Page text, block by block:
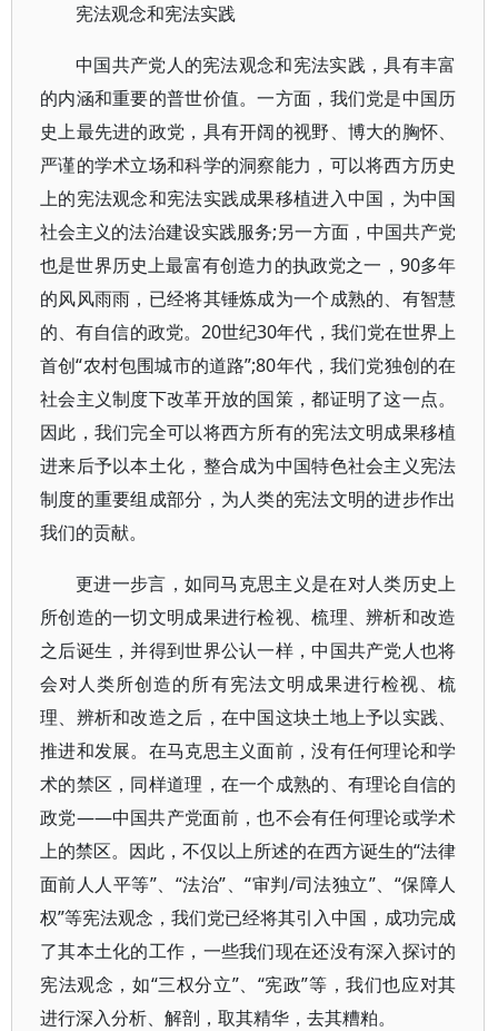
宪法观念和宪法实践
中国共产党人的宪法观念和宪法实践，具有丰富
的内涵和重要的普世价值。一方面，我们党是中国历
史上最先进的政党，具有开阔的视野、博大的胸怀、
严谨的学术立场和科学的洞察能力，可以将西方历史
上的宪法观念和宪法实践成果移植进入中国，为中国
社会主义的法治建设实践服务;另一方面，中国共产党
也是世界历史上最富有创造力的执政党之一，90多年
的风风雨雨，已经将其锤炼成为一个成熟的、有智慧
的、有自信的政党。20世纪30年代，我们党在世界上
首创“农村包围城市的道路”;80年代，我们党独创的在
社会主义制度下改革开放的国策，都证明了这一点。
因此，我们完全可以将西方所有的宪法文明成果移植
进来后予以本土化，整合成为中国特色社会主义宪法
制度的重要组成部分，为人类的宪法文明的进步作出
我们的贡献。
更进一步言，如同马克思主义是在对人类历史上
所创造的一切文明成果进行检视、梳理、辨析和改造
之后诞生，并得到世界公认一样，中国共产党人也将
会对人类所创造的所有宪法文明成果进行检视、梳
理、辨析和改造之后，在中国这块土地上予以实践、
推进和发展。在马克思主义面前，没有任何理论和学
术的禁区，同样道理，在一个成熟的、有理论自信的
政党——中国共产党面前，也不会有任何理论或学术
上的禁区。因此，不仅以上所述的在西方诞生的“法律
面前人人平等”、“法治”、“审判/司法独立”、“保障人
权”等宪法观念，我们党已经将其引入中国，成功完成
了其本土化的工作，一些我们现在还没有深入探讨的
宪法观念，如“三权分立”、“宪政”等，我们也应对其
进行深入分析、解剖，取其精华，去其糟粕。